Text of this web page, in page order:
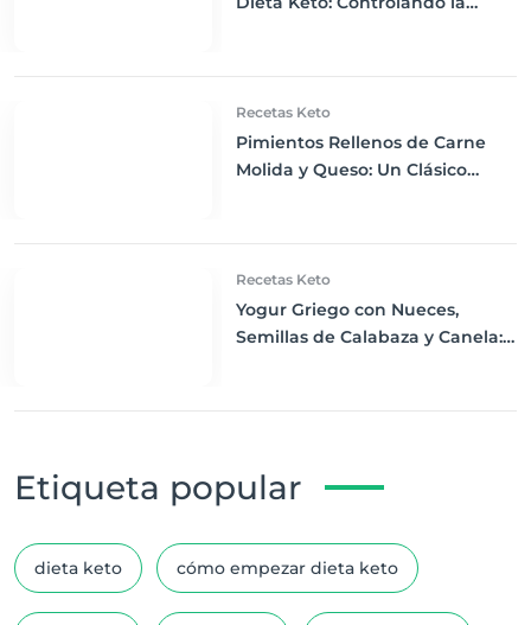
Recetas Keto
Pimientos Rellenos de Carne
Molida y Queso: Un Clásico
Recetas Keto
Yogur Griego con Nueces,
Semillas de Calabaza y Canela:
Etiqueta popular
dieta keto cómo empezar dieta keto